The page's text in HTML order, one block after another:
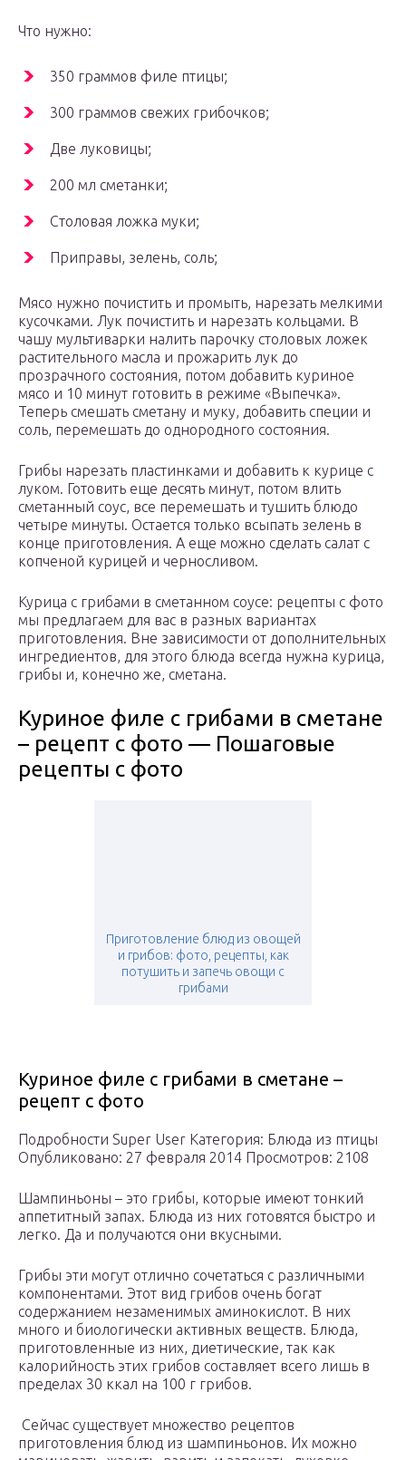
Что нужно:
350 граммов филе птицы;
300 граммов свежих грибочков;
Две луковицы;
200 мл сметанки;
Столовая ложка муки;
Приправы, зелень, соль;
Мясо нужно почистить и промыть, нарезать мелкими
кусочками. Лук почистить и нарезать кольцами. В
чашу мультиварки налить парочку столовых ложек
растительного масла и прожарить лук до
прозрачного состояния, потом добавить куриное
мясо и 10 минут готовить в режиме «Выпечка».
Теперь смешать сметану и муку, добавить специи и
соль, перемешать до однородного состояния.
Грибы нарезать пластинками и добавить к курице с
луком. Готовить еще десять минут, потом влить
сметанный соус, все перемешать и тушить блюдо
четыре минуты. Остается только всыпать зелень в
конце приготовления. А еще можно сделать салат с
копченой курицей и черносливом.
Курица с грибами в сметанном соусе: рецепты с фото
мы предлагаем для вас в разных вариантах
приготовления. Вне зависимости от дополнительных
ингредиентов, для этого блюда всегда нужна курица,
грибы и, конечно же, сметана.
Куриное филе с грибами в сметане
– рецепт с фото — Пошаговые
рецепты с фото
Приготовление блюд из овощей
и грибов: фото, рецепты, как
потушить и запечь овощи с
грибами
Куриное филе с грибами в сметане –
рецепт с фото
Подробности Super User Категория: Блюда из птицы
Опубликовано: 27 февраля 2014 Просмотров: 2108
Шампиньоны – это грибы, которые имеют тонкий
аппетитный запах. Блюда из них готовятся быстро и
легко. Да и получаются они вкусными.
Грибы эти могут отлично сочетаться с различными
компонентами. Этот вид грибов очень богат
содержанием незаменимых аминокислот. В них
много и биологически активных веществ. Блюда,
приготовленные из них, диетические, так как
калорийность этих грибов составляет всего лишь в
пределах 30 ккал на 100 г грибов.
Сейчас существует множество рецептов
приготовления блюд из шампиньонов. Их можно